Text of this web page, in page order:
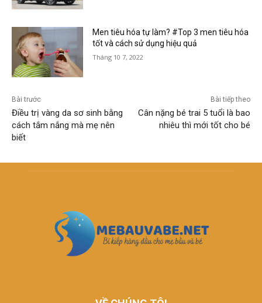
Men tiêu hóa tự làm? #Top 3 men tiêu hóa
tốt và cách sử dụng hiệu quả
Tháng 10 7, 2022
Bài trước
Điều trị vàng da sơ sinh bằng
cách tắm nắng mà mẹ nên
biết
Bài tiếp theo
Cân nặng bé trai 5 tuổi là bao
nhiêu thì mới tốt cho bé